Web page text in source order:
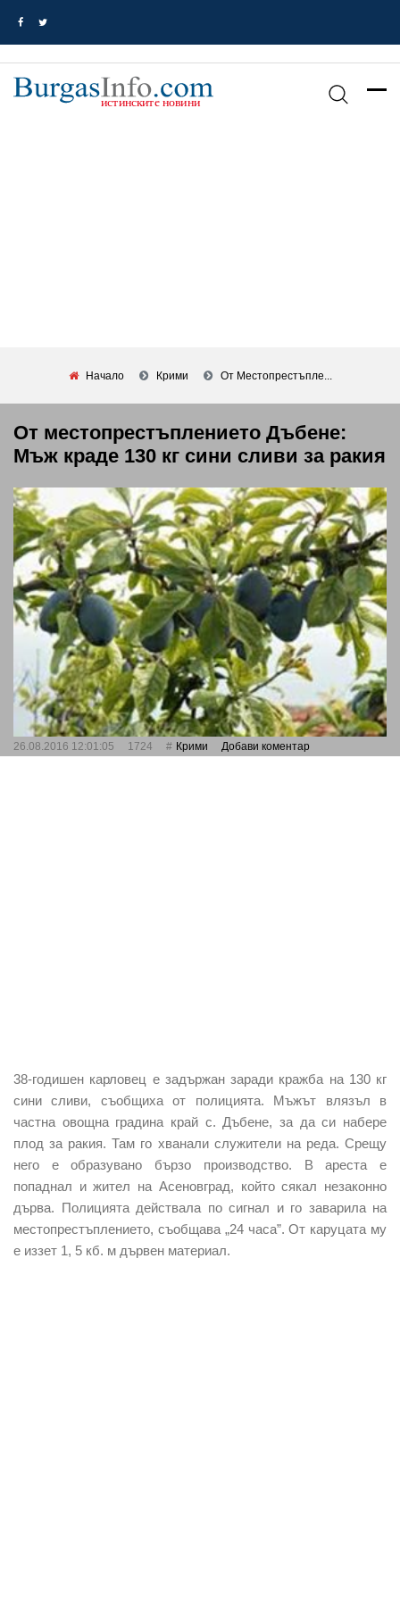
Начало Крими От Местопрестъпле...
От местопрестъплението Дъбене:
Мъж краде 130 кг сини сливи за ракия
26.08.2016 12:01:05 1724 Крими Добави коментар
38-годишен карловец е задържан заради кражба на 130 кг
сини сливи, съобщиха от полицията. Мъжът влязъл в
частна овощна градина край с. Дъбене, за да си набере
плод за ракия. Там го хванали служители на реда. Срещу
него е образувано бързо производство. В ареста е
попаднал и жител на Асеновград, който сякал незаконно
дърва. Полицията действала по сигнал и го заварила на
местопрестъплението, съобщава „24 часа”. От каруцата му
е иззет 1, 5 кб. м дървен материал.